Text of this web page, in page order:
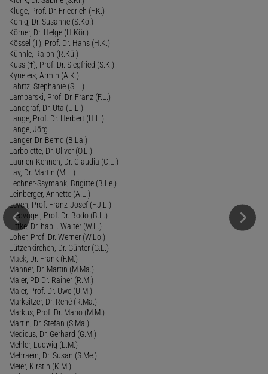
Kluge, Prof. Dr. Friedrich (F.K.)
König, Dr. Susanne (S.Kö.)
Körner, Dr. Helge (H.Kör.)
Kössel (†), Prof. Dr. Hans (H.K.)
Kühnle, Ralph (R.Kü.)
Kuss (†), Prof. Dr. Siegfried (S.K.)
Kyrieleis, Armin (A.K.)
Lahrtz, Stephanie (S.L.)
Lamparski, Prof. Dr. Franz (F.L.)
Landgraf, Dr. Uta (U.L.)
Lange, Prof. Dr. Herbert (H.L.)
Lange, Jörg
Langer, Dr. Bernd (B.La.)
Larbolette, Dr. Oliver (O.L.)
Laurien-Kehnen, Dr. Claudia (C.L.)
Lay, Dr. Martin (M.L.)
Lechner-Ssymank, Brigitte (B.Le.)
Leinberger, Annette (A.L.)
Leven, Prof. Franz-Josef (F.J.L.)
Liedvogel, Prof. Dr. Bodo (B.L.)
Littke, Dr. habil. Walter (W.L.)
Loher, Prof. Dr. Werner (W.Lo.)
Lützenkirchen, Dr. Günter (G.L.)
Mack , Dr. Frank (F.M.)
Mahner, Dr. Martin (M.Ma.)
Maier, PD Dr. Rainer (R.M.)
Maier, Prof. Dr. Uwe (U.M.)
Marksitzer, Dr. René (R.Ma.)
Markus, Prof. Dr. Mario (M.M.)
Martin, Dr. Stefan (S.Ma.)
Medicus, Dr. Gerhard (G.M.)
Mehler, Ludwig (L.M.)
Mehraein, Dr. Susan (S.Me.)
Meier, Kirstin (K.M.)